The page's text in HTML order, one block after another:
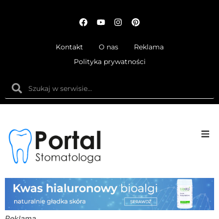
Kontakt O nas
Reklama
Polityka prywatności